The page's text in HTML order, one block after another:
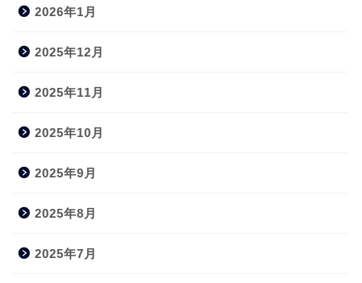
2026年1月
2025年12月
2025年11月
2025年10月
2025年9月
2025年8月
2025年7月